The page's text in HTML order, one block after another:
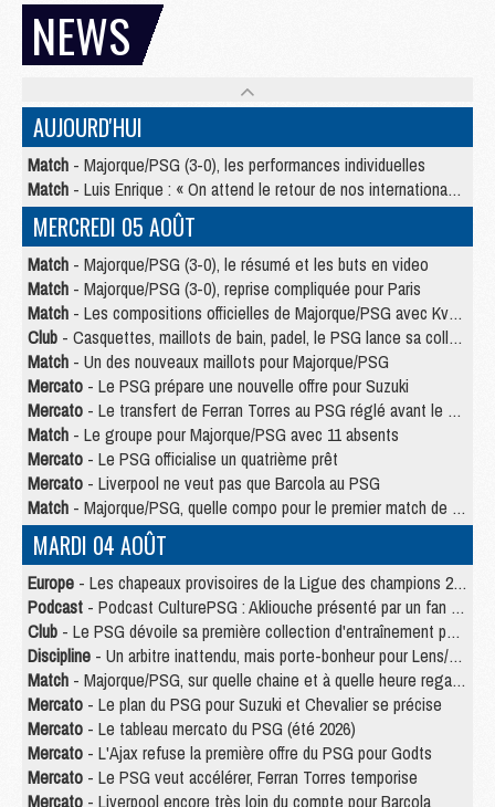
NEWS
AUJOURD'HUI
Match - Majorque/PSG (3-0), les performances individuelles
Match - Luis Enrique : « On attend le retour de nos internationaux »
MERCREDI 05 AOÛT
Match - Majorque/PSG (3-0), le résumé et les buts en video
Match - Majorque/PSG (3-0), reprise compliquée pour Paris
Match - Les compositions officielles de Majorque/PSG avec Kvara et de nombreux jeunes
Club - Casquettes, maillots de bain, padel, le PSG lance sa collection été
Match - Un des nouveaux maillots pour Majorque/PSG
Mercato - Le PSG prépare une nouvelle offre pour Suzuki
Mercato - Le transfert de Ferran Torres au PSG réglé avant le 12 août ?
Match - Le groupe pour Majorque/PSG avec 11 absents
Mercato - Le PSG officialise un quatrième prêt
Mercato - Liverpool ne veut pas que Barcola au PSG
Match - Majorque/PSG, quelle compo pour le premier match de la saison 2026/27 ?
MARDI 04 AOÛT
Europe - Les chapeaux provisoires de la Ligue des champions 2026/27
Podcast - Podcast CulturePSG : Akliouche présenté par un fan de Monaco
Club - Le PSG dévoile sa première collection d'entraînement pour 2026/2027
Discipline - Un arbitre inattendu, mais porte-bonheur pour Lens/PSG
Match - Majorque/PSG, sur quelle chaine et à quelle heure regarder le match ?
Mercato - Le plan du PSG pour Suzuki et Chevalier se précise
Mercato - Le tableau mercato du PSG (été 2026)
Mercato - L'Ajax refuse la première offre du PSG pour Godts
Mercato - Le PSG veut accélérer, Ferran Torres temporise
Mercato - Liverpool encore très loin du compte pour Barcola